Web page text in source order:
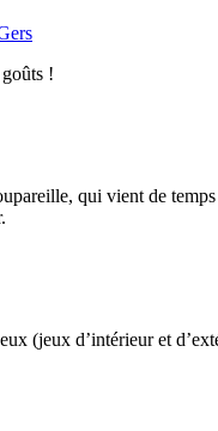
!
qui vient de
(jeux d’intérieur et